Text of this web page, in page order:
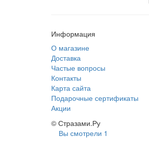
Информация
О магазине
Доставка
Частые вопросы
Контакты
Карта сайта
Подарочные сертификаты
Акции
© Стразами.Ру
Вы смотрели 1